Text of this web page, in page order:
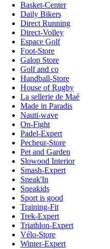
Basket-Center
Daily Bikers
Direct Running
Direct-Volley
Espace Golf
Foot-Store
Galop Store
Golf and co
Handball-Store
House of Rugby
La sellerie de Maé
Made in Paradis
Nauti-wave
On-Fight
Padel-Expert
Pecheur-Store
Pet and Garden
Slowood Interior
Smash-Expert
Sneak'In
Sneakids
Sport is good
Training-Fit
Trek-Expert
Triathlon-Expert
Vélo-Store
Winter-Expert